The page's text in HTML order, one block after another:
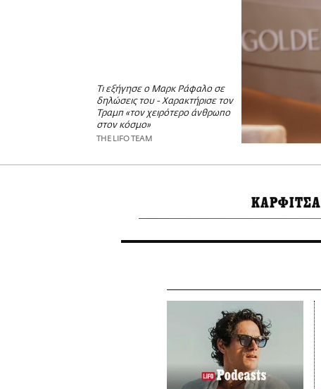
Τι εξήγησε ο Μαρκ Ράφαλο σε
δηλώσεις του - Χαρακτήρισε τον
Τραμπ «τον χειρότερο άνθρωπο
στον κόσμο»
THE LIFO TEAM
ΚΑΡΦΙΤΣΑ